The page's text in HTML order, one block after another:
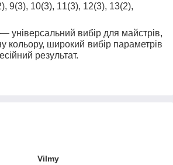
9(3), 10(3), 11(3), 12(3), 13(2),
універсальний вибір для майстрів,
кольору, широкий вибір параметрів
результат.
Vilmy